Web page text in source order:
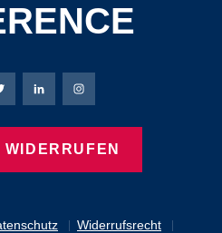
Widerrufsrecht
Proenen Facebook-Seite
Proenen Twitter Seite
Bierbaum-Proenen LinkedIn
Bierbaum-Proenen